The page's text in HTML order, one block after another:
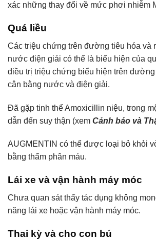
xác những thay đổi về mức phơi nhiễm
Quá liều
Các triệu chứng trên đường tiêu hóa và
nước điện giải có thể là biểu hiện của
điều trị triệu chứng biểu hiện trên
cân bằng nước và điện giải.
Đã gặp tinh thể Amoxicillin niệu, trong
dẫn đến suy thận (xem Cảnh báo và
AUGMENTIN có thể được loại bỏ khỏi
bằng thẩm phân máu.
Lái xe và vận hành máy móc
Chưa quan sát thấy tác dụng không
năng lái xe hoặc vận hành máy móc.
Thai kỳ và cho con bú